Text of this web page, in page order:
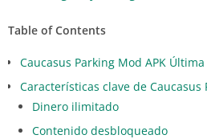
Table of Contents
Caucasus Parking Mod APK
Características clave de Caucasus
Dinero ilimitado
Contenido desbloqueado